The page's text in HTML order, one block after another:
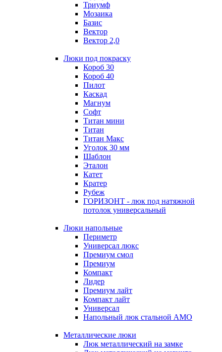
Триумф
Мозаика
Базис
Вектор
Вектор 2,0
Люки под покраску
Короб 30
Короб 40
Пилот
Каскад
Магнум
Софт
Титан мини
Титан
Титан Макс
Уголок 30 мм
Шаблон
Эталон
Катет
Кратер
Рубеж
ГОРИЗОНТ - люк под натяжной
потолок универсальный
Люки напольные
Периметр
Универсал люкс
Премиум смол
Премиум
Компакт
Лидер
Премиум лайт
Компакт лайт
Универсал
Напольный люк стальной АМО
Металлические люки
Люк металлический на замке